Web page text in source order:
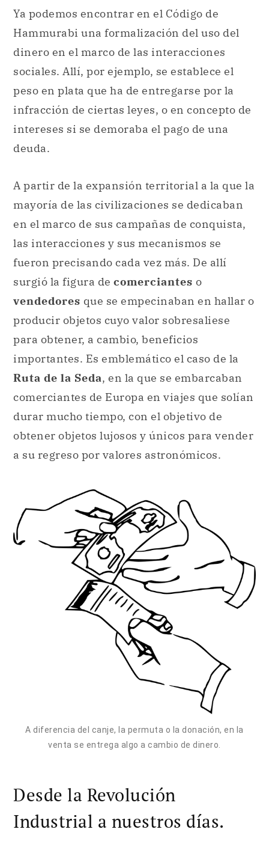
Ya podemos encontrar en el Código de
Hammurabi una formalización del uso del
dinero en el marco de las interacciones
sociales. Allí, por ejemplo, se establece el
peso en plata que ha de entregarse por la
infracción de ciertas leyes, o en concepto de
intereses si se demoraba el pago de una
deuda.
A partir de la expansión territorial a la que la
mayoría de las civilizaciones se dedicaban
en el marco de sus campañas de conquista,
las interacciones y sus mecanismos se
fueron precisando cada vez más. De allí
surgió la figura de comerciantes o
vendedores que se empecinaban en hallar o
producir objetos cuyo valor sobresaliese
para obtener, a cambio, beneficios
importantes. Es emblemático el caso de la
Ruta de la Seda, en la que se embarcaban
comerciantes de Europa en viajes que solían
durar mucho tiempo, con el objetivo de
obtener objetos lujosos y únicos para vender
a su regreso por valores astronómicos.
A diferencia del canje, la permuta o la donación, en la
venta se entrega algo a cambio de dinero.
Desde la Revolución
Industrial a nuestros días.